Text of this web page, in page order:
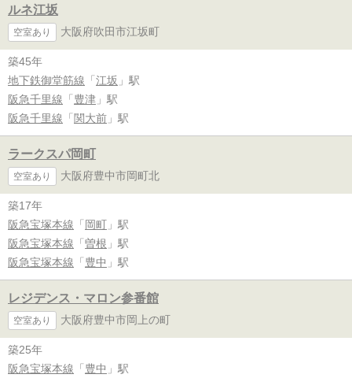
ルネ江坂
空室あり 大阪府吹田市江坂町
築45年
地下鉄御堂筋線 「 江坂 」駅
阪急千里線 「 豊津 」駅
阪急千里線 「 関大前 」駅
ラークスパ岡町
空室あり 大阪府豊中市岡町北
築17年
阪急宝塚本線 「 岡町 」駅
阪急宝塚本線 「 曽根 」駅
阪急宝塚本線 「 豊中 」駅
レジデンス・マロン参番館
空室あり 大阪府豊中市岡上の町
築25年
阪急宝塚本線 「 豊中 」駅